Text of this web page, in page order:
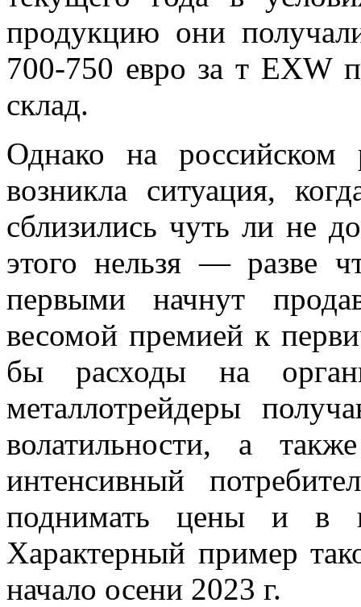
продукцию они
700-750 евро за т EXW
склад.
Однако на российском
возникла ситуация,
сблизились чуть ли не
этого нельзя — разве
первыми начнут
весомой премией к
бы расходы на
металлотрейдеры
волатильности, а
интенсивный
поднимать цены и в
Характерный пример
начало осени 2023 г.